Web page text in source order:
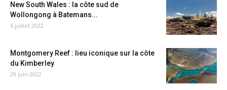
New South Wales : la côte sud de
Wollongong à Batemans...
6 juillet 2022
Montgomery Reef : lieu iconique sur la côte
du Kimberley
29 juin 2022